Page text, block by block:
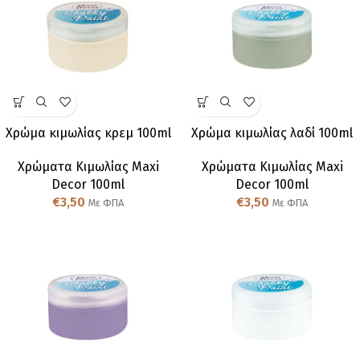
Χρώμα κιμωλίας κρεμ 100ml
Χρώματα Κιμωλίας Maxi
Decor 100ml
€3,50 Με ΦΠΑ
Χρώμα κιμωλίας λαδί 100ml
Χρώματα Κιμωλίας Maxi
Decor 100ml
€3,50 Με ΦΠΑ